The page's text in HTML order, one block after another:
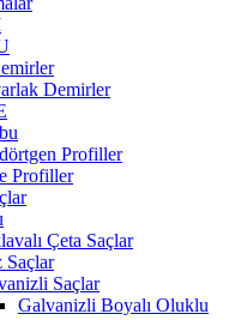
Demirler
Profiller
Profiller
Çeta Saçlar
Saçlar
Saçlar
Galvanizli Boyalı Oluklu